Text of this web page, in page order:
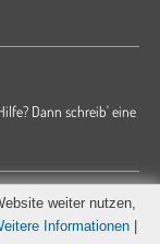
Dann schreib' eine
weiter nutzen,
Informationen